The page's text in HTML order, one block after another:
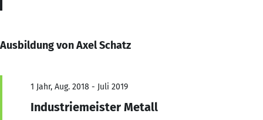
Ausbildung von Axel Schatz
1 Jahr, Aug. 2018 - Juli 2019
Industriemeister Metall